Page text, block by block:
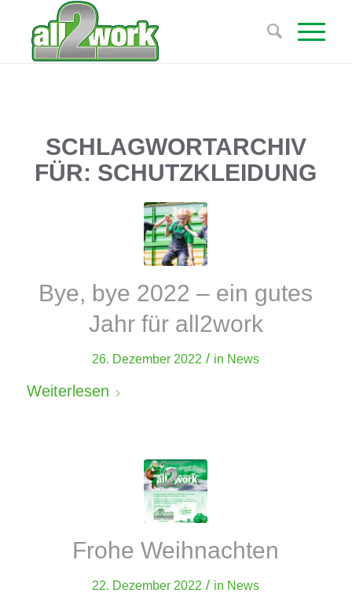
SCHLAGWORTARCHIV
FÜR: SCHUTZKLEIDUNG
Bye, bye 2022 – ein gutes
Jahr für all2work
26. Dezember 2022 / in News
Weiterlesen
Frohe Weihnachten
22. Dezember 2022 / in News